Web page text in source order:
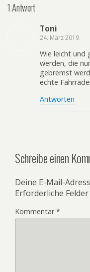
1 Antwort
Toni
24. März 2019
Wie leicht und
werden, die
gebremst
echte
Antworten
Schreibe einen
Deine E-Mail-
Erforderliche
Kommentar*